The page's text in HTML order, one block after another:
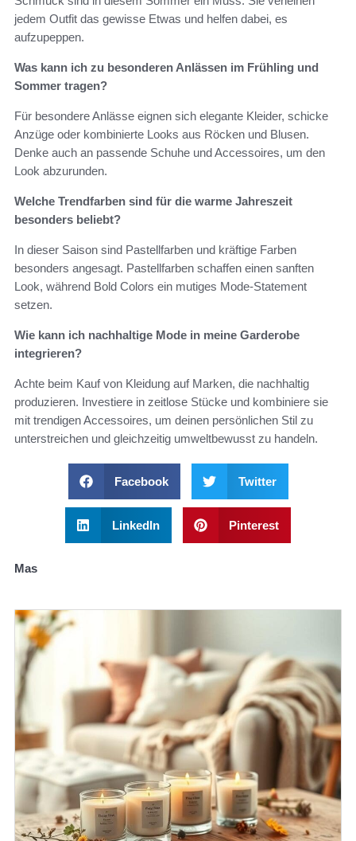
jedem Outfit das gewisse Etwas und helfen dabei, es
aufzupeppen.
Was kann ich zu besonderen Anlässen im Frühling und
Sommer tragen?
Für besondere Anlässe eignen sich elegante Kleider, schicke
Anzüge oder kombinierte Looks aus Röcken und Blusen.
Denke auch an passende Schuhe und Accessoires, um den
Look abzurunden.
Welche Trendfarben sind für die warme Jahreszeit
besonders beliebt?
In dieser Saison sind Pastellfarben und kräftige Farben
besonders angesagt. Pastellfarben schaffen einen sanften
Look, während Bold Colors ein mutiges Mode-Statement
setzen.
Wie kann ich nachhaltige Mode in meine Garderobe
integrieren?
Achte beim Kauf von Kleidung auf Marken, die nachhaltig
produzieren. Investiere in zeitlose Stücke und kombiniere sie
mit trendigen Accessoires, um deinen persönlichen Stil zu
unterstreichen und gleichzeitig umweltbewusst zu handeln.
Facebook Twitter
LinkedIn Pinterest
Mas